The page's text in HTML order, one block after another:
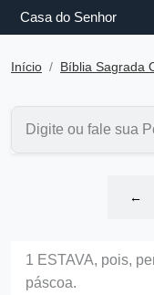
Casa do Senhor
Início Bíblia Sagrada
←
1 ESTAVA, pois,
páscoa.